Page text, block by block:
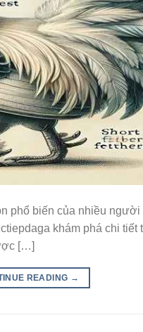
phổ biến của nhiều
khám phá chi tiết
[…]
READING →